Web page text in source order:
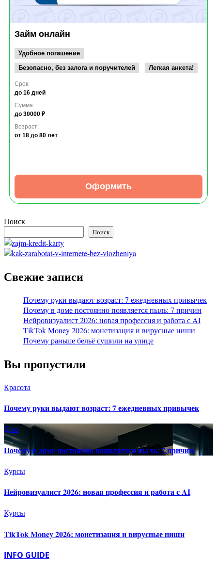
Займ онлайн
Удобное погашение
Безопасно, без залога и поручителей
Легкая анкета!
Срок:
до 16 дней
Сумма:
до 30000 ₽
Возраст:
от 18 до 80 лет
Оформить
Поиск
Поиск
Свежие записи
Почему руки выдают возраст: 7 ежедневных привычек
Почему в доме постоянно появляется пыль: 7 причин
Нейровизуалист 2026: новая профессия и работа с AI
TikTok Money 2026: монетизация и вирусные ниши
Почему раньше бельё сушили на улице
Вы пропустили
Красота
Почему руки выдают возраст: 7 ежедневных привычек
Дом
Почему в доме постоянно появляется пыль: 7 причин
Курсы
Нейровизуалист 2026: новая профессия и работа с AI
Курсы
TikTok Money 2026: монетизация и вирусные ниши
INFO GUIDE